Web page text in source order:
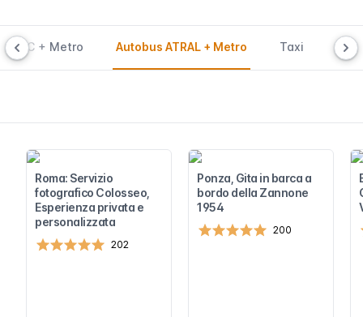
+ Metro Autobus ATRAL + Metro Taxi
Roma: Servizio
fotografico Colosseo,
Esperienza privata e
personalizzata
202
Ponza, Gita in barca a
bordo della Zannone
1954
200